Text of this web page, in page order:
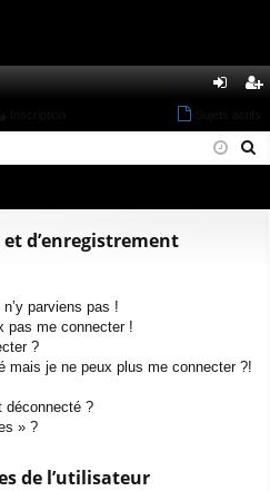
ne cri
d’enregistrement
parviens pas !
pas me connecter !
?
mais je ne peux plus me connecter ?!
déconnecté ?
» ?
de l’utilisateur